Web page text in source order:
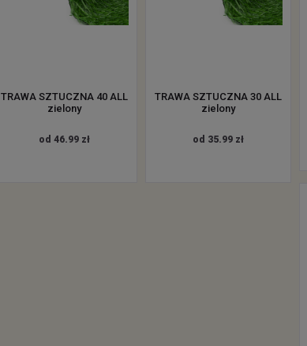
TRAWA SZTUCZNA 40 ALL
zielony
od 46.99 zł
TRAWA SZTUCZNA 30 ALL
zielony
od 35.99 zł